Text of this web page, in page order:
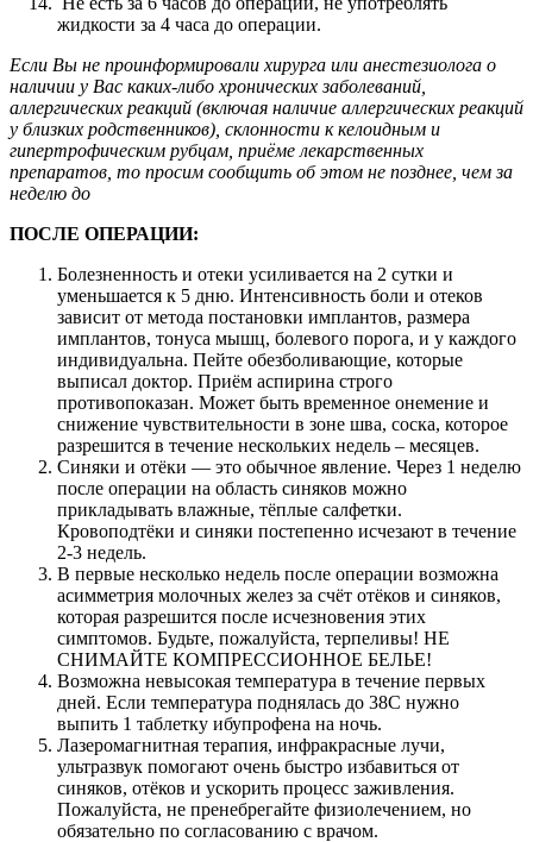
жидкости за 4 часа до операции.
Если Вы не проинформировали хирурга или анестезиолога о
наличии у Вас каких-либо хронических заболеваний,
аллергических реакций (включая наличие аллергических реакций
у близких родственников), склонности к келоидным и
гипертрофическим рубцам, приёме лекарственных
препаратов, то просим сообщить об этом не позднее, чем за
неделю до
ПОСЛЕ ОПЕРАЦИИ:
Болезненность и отеки усиливается на 2 сутки и
уменьшается к 5 дню. Интенсивность боли и отеков
зависит от метода постановки имплантов, размера
имплантов, тонуса мышц, болевого порога, и у каждого
индивидуальна. Пейте обезболивающие, которые
выписал доктор. Приём аспирина строго
противопоказан. Может быть временное онемение и
снижение чувствительности в зоне шва, соска, которое
разрешится в течение нескольких недель – месяцев.
Синяки и отёки — это обычное явление. Через 1 неделю
после операции на область синяков можно
прикладывать влажные, тёплые салфетки.
Кровоподтёки и синяки постепенно исчезают в течение
2-3 недель.
В первые несколько недель после операции возможна
асимметрия молочных желез за счёт отёков и синяков,
которая разрешится после исчезновения этих
симптомов. Будьте, пожалуйста, терпеливы! НЕ
СНИМАЙТЕ КОМПРЕССИОННОЕ БЕЛЬЕ!
Возможна невысокая температура в течение первых
дней. Если температура поднялась до 38С нужно
выпить 1 таблетку ибупрофена на ночь.
Лазеромагнитная терапия, инфракрасные лучи,
ультразвук помогают очень быстро избавиться от
синяков, отёков и ускорить процесс заживления.
Пожалуйста, не пренебрегайте физиолечением, но
обязательно по согласованию с врачом.